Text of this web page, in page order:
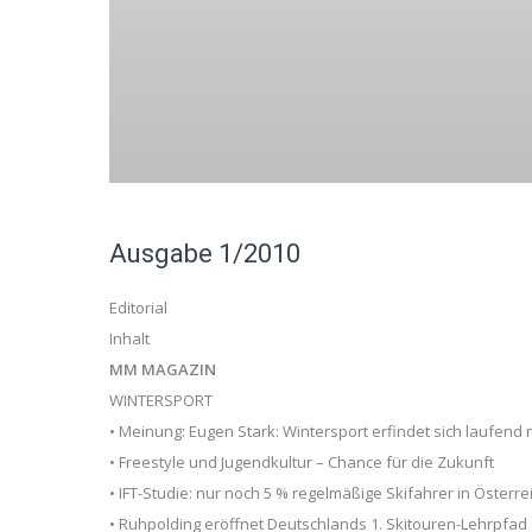
Ausgabe 1/2010
Editorial
Inhalt
MM MAGAZIN
WINTERSPORT
• Meinung: Eugen Stark: Wintersport erfindet sich laufend
• Freestyle und Jugendkultur – Chance für die Zukunft
• IFT-Studie: nur noch 5 % regelmäßige Skifahrer in
• Ruhpolding eröffnet Deutschlands 1. Skitouren-Lehrpfad